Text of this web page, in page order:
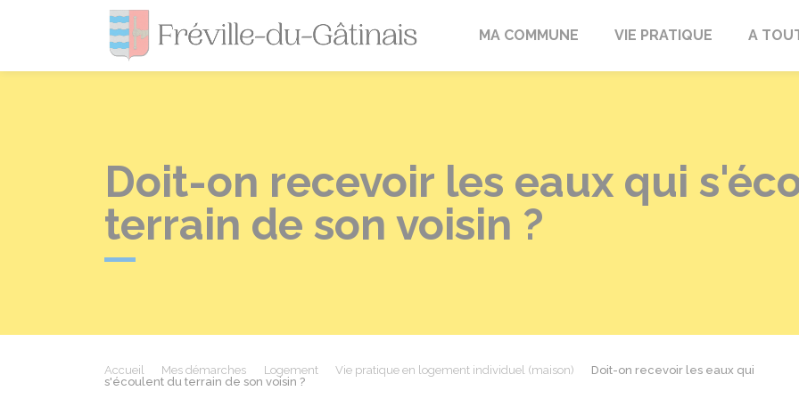
Fréville-du-Gâtinais
MA COMMUNE VIE PRATIQUE A
Doit-on recevoir les eaux qui
terrain de son voisin ?
Accueil Mes démarches Logement Vie pratique en logement individuel (maison)
Doit-on recevoir les eaux qui
s'écoulent du terrain de son voisin ?